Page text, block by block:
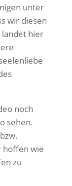
unter
wir diesen
hier
noch
sehen.
hoffen wie
zu